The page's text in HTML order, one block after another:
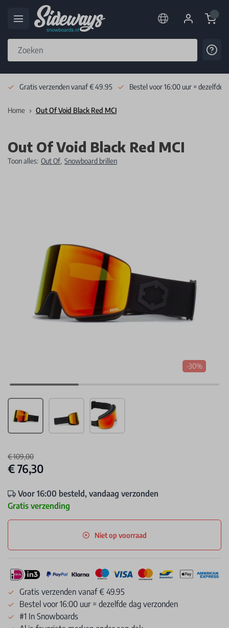
Cart
Gratis verzenden vanaf € 49.95 Bestel voor 16:00 uur = dezelfde
Home Out Of Void Black Red MCI
Out Of Void Black Red MCI
Toon alles: Out Of, Snowboard brillen
-30%
€ 109,00
€ 76,30
Voor 16:00 besteld, vandaag verzonden
Gratis verzending
Niet op voorraad
Gratis verzenden vanaf € 49.95
Bestel voor 16:00 uur = dezelfde dag verzonden
#1 In Snowboards